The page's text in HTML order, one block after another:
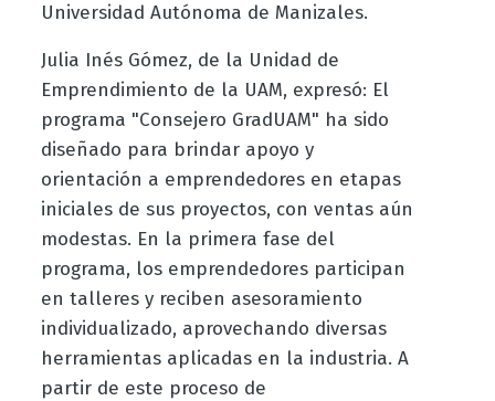
Universidad Autónoma de Manizales.
Julia Inés Gómez, de la Unidad de
Emprendimiento de la UAM, expresó: El
programa "Consejero GradUAM" ha sido
diseñado para brindar apoyo y
orientación a emprendedores en etapas
iniciales de sus proyectos, con ventas aún
modestas. En la primera fase del
programa, los emprendedores participan
en talleres y reciben asesoramiento
individualizado, aprovechando diversas
herramientas aplicadas en la industria. A
partir de este proceso de